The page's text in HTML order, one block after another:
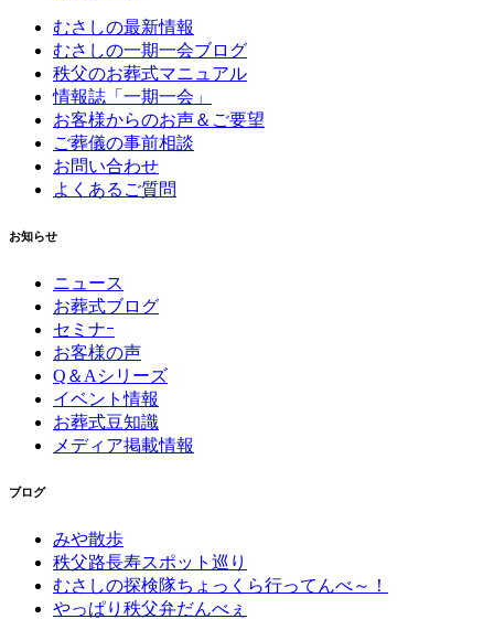
むさしの最新情報
むさしの一期一会ブログ
秩父のお葬式マニュアル
情報誌「一期一会」
お客様からのお声＆ご要望
ご葬儀の事前相談
お問い合わせ
よくあるご質問
お知らせ
ニュース
お葬式ブログ
セミナｰ
お客様の声
Q＆Aシリーズ
イベント情報
お葬式豆知識
メディア掲載情報
ブログ
みや散歩
秩父路長寿スポット巡り
むさしの探検隊ちょっくら行ってんべ～！
やっぱり秩父弁だんべぇ